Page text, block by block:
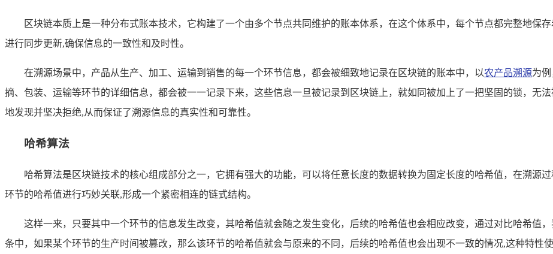
区块链本质上是一种分布式账本技术，它构建了一个由多个节点共同维护的账本体系，在这个体系中，每个节点都完整地保
进行同步更新,确保信息的一致性和及时性。
在溯源场景中，产品从生产、加工、运输到销售的每一个环节信息，都会被细致地记录在区块链的账本中，以农产品溯源为
摘、包装、运输等环节的详细信息，都会被一一记录下来，这些信息一旦被记录到区块链上，就如同被加上了一把坚固的锁，无
地发现并坚决拒绝,从而保证了溯源信息的真实性和可靠性。
哈希算法
哈希算法是区块链技术的核心组成部分之一，它拥有强大的功能，可以将任意长度的数据转换为固定长度的哈希值，在溯源
环节的哈希值进行巧妙关联,形成一个紧密相连的链式结构。
这样一来，只要其中一个环节的信息发生改变，其哈希值就会随之发生变化，后续的哈希值也会相应改变，通过对比哈希值
条中，如果某个环节的生产时间被篡改，那么该环节的哈希值就会与原来的不同，后续的哈希值也会出现不一致的情况,这种特性